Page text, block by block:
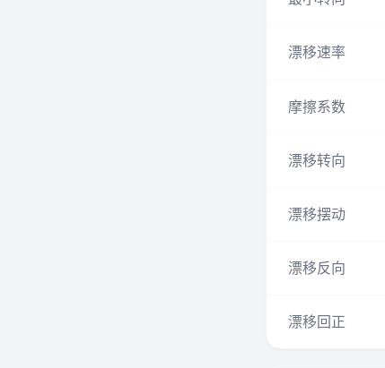
漂移速率
摩擦系数
漂移转向
漂移摆动
漂移反向
漂移回正